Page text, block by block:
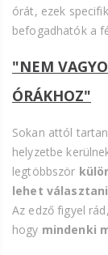
órát, ezek
befogadhatók a
"NEM
ÓRÁKHOZ"
Sokan attól
helyzetbe
legtöbbször
lehet választani
Az edző figyel
hogy mindenki